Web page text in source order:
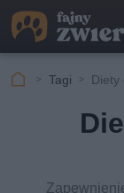
Tagi Diety